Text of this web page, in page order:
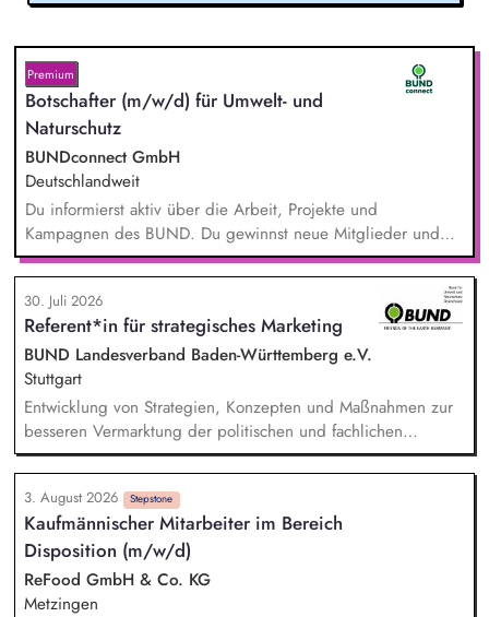
Premium
Botschafter (m/w/d) für Umwelt- und
Naturschutz
BUNDconnect GmbH
Deutschlandweit
Du informierst aktiv über die Arbeit, Projekte und
Kampagnen des BUND. Du gewinnst neue Mitglieder und
stärkst damit langfristig den Umwelt- und Naturschutz. Du
beantwortest Fragen zu Umwelt-, Arten- und Klimaschutz nach
bestem Wissen und Gewissen. Du unterstützt Kampagnen
und Aktionen, beispielsweise durch das Sammeln von
Unterschriften für Petitionen.
30. Juli 2026
Referent*in für strategisches Marketing
BUND Landesverband Baden-Württemberg e.V.
Stuttgart
Entwicklung von Strategien, Konzepten und Maßnahmen zur
besseren Vermarktung der politischen und fachlichen
Aktivitäten des BUND Baden-Württemberg, Beratung,
Unterstützung und Qualifizierung der Haupt- und
Ehrenamtlichen im BUND zur Verbesserung der öffentlichen
Sichtbarkeit des BUND, Konzeptionelle Begleitung des
BUND-Auftritts bei Veranstaltungen, Aktionen u.ä.
3. August 2026 Stepstone
Kaufmännischer Mitarbeiter im Bereich
Disposition (m/w/d)
ReFood GmbH & Co. KG
Metzingen